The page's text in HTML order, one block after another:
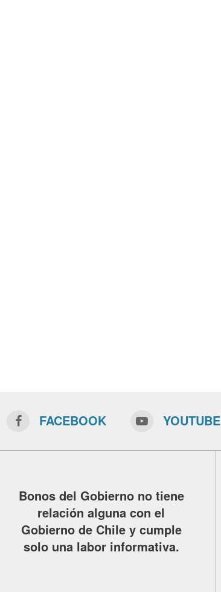
FACEBOOK YOUTUBE
Bonos del Gobierno no tiene
relación alguna con el
Gobierno de Chile y cumple
solo una labor informativa.